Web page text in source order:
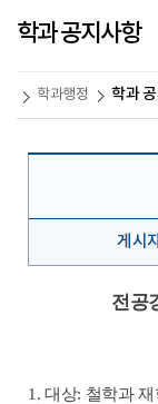
학과 공지사항
학과행정 학과
게시
전공
1. 대상: 철학과 재